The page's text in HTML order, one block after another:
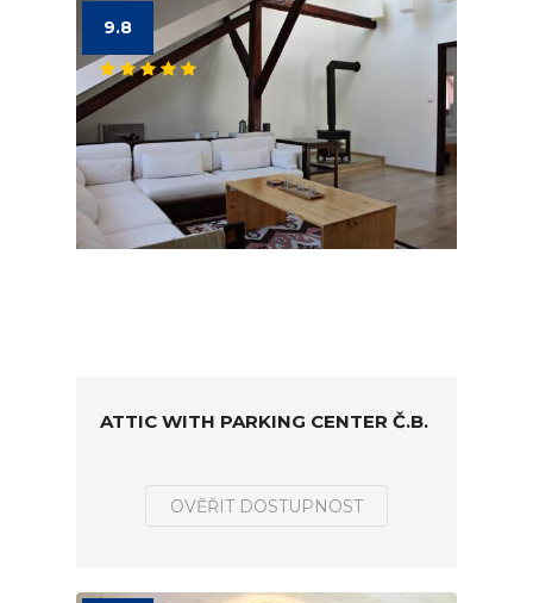
9.8
ATTIC WITH PARKING CENTER Č.B.
OVĚŘIT DOSTUPNOST